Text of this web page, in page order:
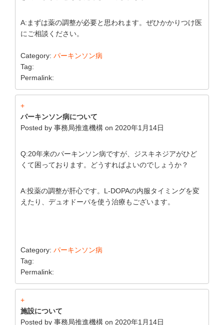
A:まずは薬の調整が必要と思われます。ぜひかかりつけ医
にご相談ください。
Category: パーキンソン病
Tag:
Permalink:
+
パーキンソン病について
Posted by 事務局推進機構 on 2020年1月14日
Q:20年来のパーキンソン病ですが、ジスキネジアがひど
くて困っております。どうすればよいのでしょうか？
A:投薬の調整が肝心です。L-DOPAの内服タイミングを変
えたり、デュオドーパを使う治療もございます。
Category: パーキンソン病
Tag:
Permalink:
+
施設について
Posted by 事務局推進機構 on 2020年1月14日